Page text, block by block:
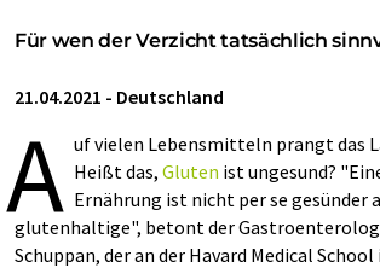
Für wen der Verzicht tatsächlich
21.04.2021 - Deutschland
A uf vielen Lebensmitteln prangt das
Heißt das, Gluten ist ungesund?
Ernährung ist nicht per se gesünder
glutenhaltige", betont der
Schuppan, der an der Havard Medical